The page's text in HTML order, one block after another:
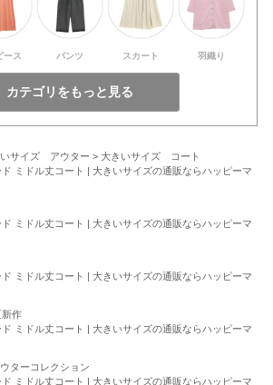
ース パンツ スカート 羽織り
サイズ アウター
大きいサイズ コート
ミドル丈コート | 大きいサイズの通販ならハッピーマ
ミドル丈コート | 大きいサイズの通販ならハッピーマ
ミドル丈コート | 大きいサイズの通販ならハッピーマ
新作
ミドル丈コート | 大きいサイズの通販ならハッピーマ
ターコレクション
ミドル丈コート | 大きいサイズの通販ならハッピーマ